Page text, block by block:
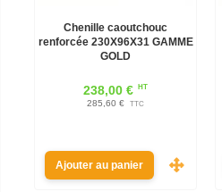
Chenille caoutchouc
renforcée 230X96X31 GAMME
GOLD
238,00 € HT
285,60 € TTC
Ajouter au panier